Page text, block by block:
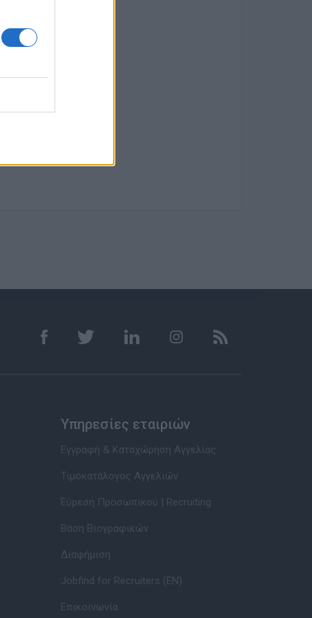
Υπηρεσίες εταιριών
Εγγραφή & Καταχώρηση Αγγελίας
Τιμοκατάλογος Αγγελιών
Εύρεση Προσωπικού | Recruiting
Βάση Βιογραφικών
Διαφήμιση
Jobfind for Recruiters (EN)
Επικοινωνία